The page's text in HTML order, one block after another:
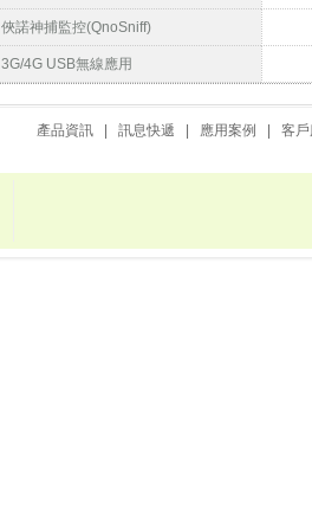
俠諾神捕監控(QnoSniff)
3G/4G USB無線應用
產品資訊 訊息快遞 應用案例 客